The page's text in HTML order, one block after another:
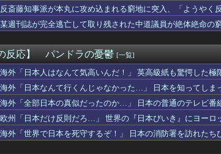
が離婚したいと言う理由がエグすぎる。。。
奈さん、昔からビジュアルが完成されすぎていたと話題に
クの運ちゃん御用達ターミナル食堂のざっかけないオムラ
クの運ちゃん御用達ターミナル食堂のざっかけないオムライ
お菓子をくれるをくれるのはAなのに「お礼言うんだよ」と
人から泥して、恩人が切れて泥った人にまた泥させてやっ
考えてないと思うこと。
上手い下手関係ありますか？
中でこれやる奴ｗｗｗｗｗｗｗｗｗｗｗｗｗｗｗｗ
社の女性社員、胸を強調しすぎで困るんだがｗｗｗｗｗｗ
ゆみのおっぱいｗｗｗｗｗｗｗｗｗ
大生「会ってもセ○クスは無しね」ワイ「……」→下着がヌ
反斎藤知事派が本丸に攻め込まれる窮地に突入、「ようや
某週刊誌が完全逃亡して取り残された中道議員が絶体絶命
反応】 パンドラの憂鬱 [一覧]
海外「日本人はなんて気高いんだ！」 英高級紙も驚愕した
海外「日本なんて行くんじゃなかった…」 日本を知ってし
海外「全部日本の真似だったのか…」 日本の普通のテレビ番
欧州「日本だけ反則だろ…」 世界の『日本びいき』にヨーロ
海外「世界で日本を死守するぞ！」 日本の消防署を訪れたち